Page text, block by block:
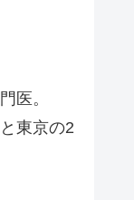
医。
東京の2